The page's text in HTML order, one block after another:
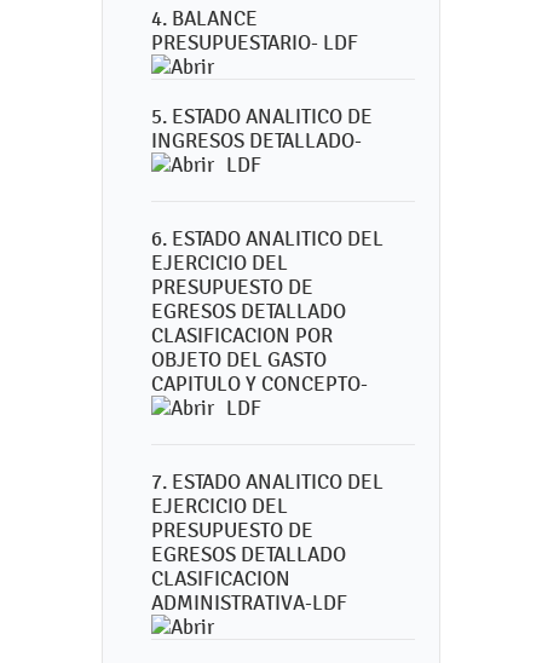
4. BALANCE
PRESUPUESTARIO- LDF
5. ESTADO ANALITICO DE
INGRESOS DETALLADO-
LDF
6. ESTADO ANALITICO DEL
EJERCICIO DEL
PRESUPUESTO DE
EGRESOS DETALLADO
CLASIFICACION POR
OBJETO DEL GASTO
CAPITULO Y CONCEPTO-
LDF
7. ESTADO ANALITICO DEL
EJERCICIO DEL
PRESUPUESTO DE
EGRESOS DETALLADO
CLASIFICACION
ADMINISTRATIVA-LDF